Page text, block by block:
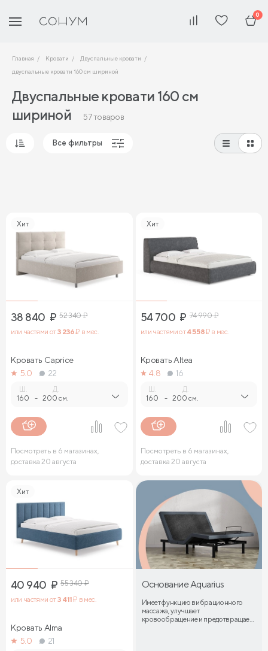
0
Главная Кровати
Двуспальные кровати
двуспальные кровати 160 см шириной
Двуспальные кровати 160 см
шириной
57 товаров
Все фильтры
Хит
38 840 ₽ 52 340₽
или частями от3 236₽ в мес.
Кровать Caprice
5.0
22
Ш.
160 -
Д.
200 см.
Посмотреть в 6 магазинах,
доставка 20 августа
Хит
54 700 ₽ 74 990₽
или частями от4 558₽ в мес.
Кровать Altea
4.8
16
Ш.
160 -
Д.
200 см.
Посмотреть в 6 магазинах,
доставка 20 августа
Хит
40 940 ₽ 55 340₽
или частями от3 411₽ в мес.
Кровать Alma
5.0
21
Основание Aquarius
Имеет функцию вибрационного
массажа, улучшает
кровообращение и предотвращает